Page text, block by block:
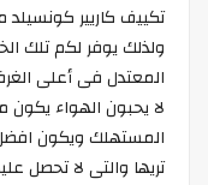
تكييف كاريير
ولذلك يوفر لكم تلك
المعتدل فى أعلى
لا يحبون الهواء
المستهلك ويكون
تريها والتى لا تحصل